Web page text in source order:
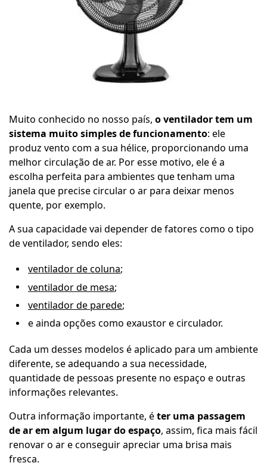
Muito conhecido no nosso país, o ventilador tem um
sistema muito simples de funcionamento: ele
produz vento com a sua hélice, proporcionando uma
melhor circulação de ar. Por esse motivo, ele é a
escolha perfeita para ambientes que tenham uma
janela que precise circular o ar para deixar menos
quente, por exemplo.
A sua capacidade vai depender de fatores como o tipo
de ventilador, sendo eles:
ventilador de coluna;
ventilador de mesa;
ventilador de parede;
e ainda opções como exaustor e circulador.
Cada um desses modelos é aplicado para um ambiente
diferente, se adequando a sua necessidade,
quantidade de pessoas presente no espaço e outras
informações relevantes.
Outra informação importante, éter uma passagem
de ar em algum lugar do espaço, assim, fica mais fácil
renovar o ar e conseguir apreciar uma brisa mais
fresca.